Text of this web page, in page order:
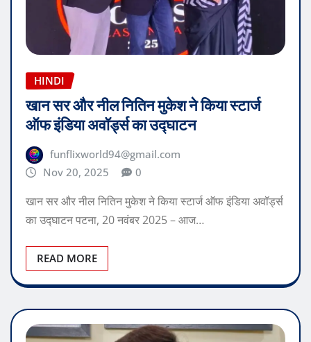
HINDI
खान सर और नील नितिन मुकेश ने किया स्टार्ज
ऑफ इंडिया अवॉर्ड्स का उद्घाटन
funflixworld94@gmail.com
Nov 20, 2025
0
खान सर और नील नितिन मुकेश ने किया स्टार्ज ऑफ इंडिया अवॉर्ड्स
का उद्घाटन पटना, 20 नवंबर 2025 – आज…
READ MORE